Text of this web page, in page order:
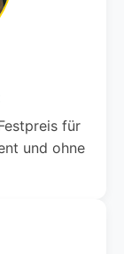
für
und ohne